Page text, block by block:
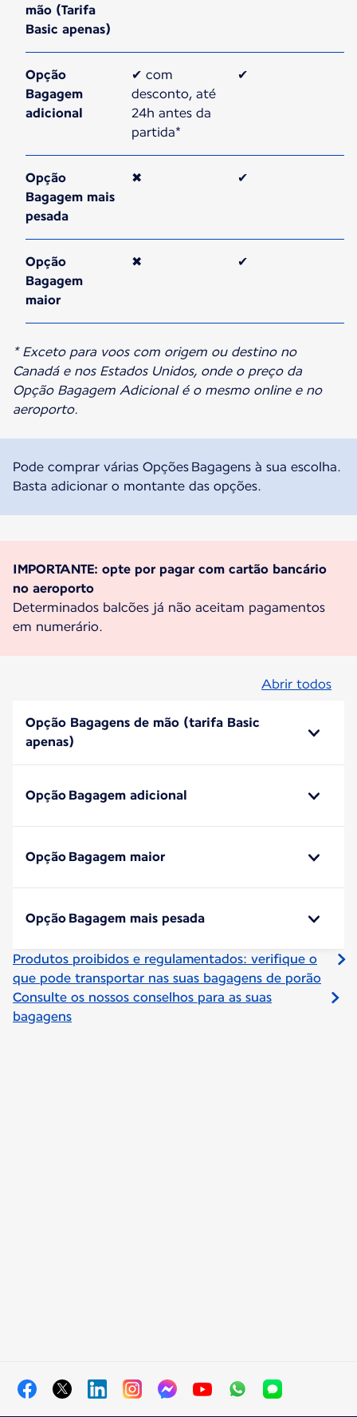
mão (Tarifa
Basic apenas)
Opção
Bagagem
adicional
✔ com
desconto, até
24h antes da
partida*
✔
Opção
Bagagem mais
pesada
✖ ✔
Opção
Bagagem
maior
✖ ✔
* Exceto para voos com origem ou destino no
Canadá e nos Estados Unidos, onde o preço da
Opção Bagagem Adicional é o mesmo online e no
aeroporto.
Pode comprar várias Opções Bagagens à sua escolha.
Basta adicionar o montante das opções.
IMPORTANTE: opte por pagar com cartão bancário
Determinados balcões já não aceitam pagamentos
em numerário.
Abrir todos
Opção Bagagens de mão (tarifa Basic
apenas)
Opção Bagagem adicional
Opção Bagagem maior
Opção Bagagem mais pesada
Produtos proibidos e regulamentados: verifique o
que pode transportar nas suas bagagens de porão
Consulte os nossos conselhos para as suas
bagagens